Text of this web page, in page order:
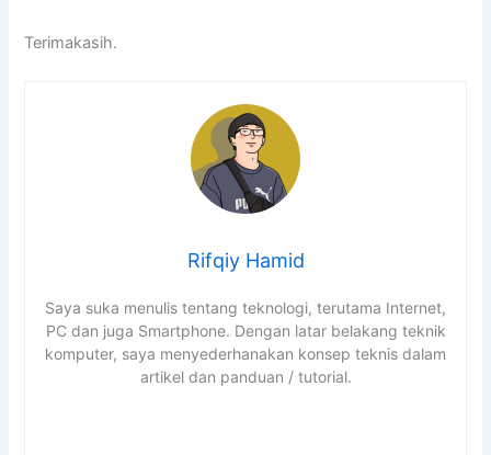
Terimakasih.
Rifqiy Hamid
Saya suka menulis tentang teknologi, terutama Internet,
PC dan juga Smartphone. Dengan latar belakang teknik
komputer, saya menyederhanakan konsep teknis dalam
artikel dan panduan / tutorial.